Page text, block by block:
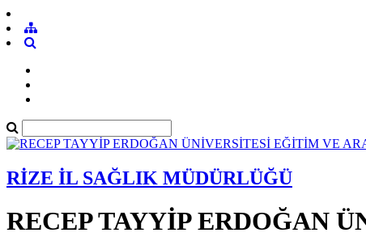
RİZE İL SAĞLIK MÜDÜRLÜĞÜ
RECEP TAYYİP ERDOĞAN